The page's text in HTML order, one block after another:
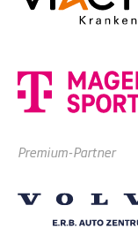
Premium-Partner